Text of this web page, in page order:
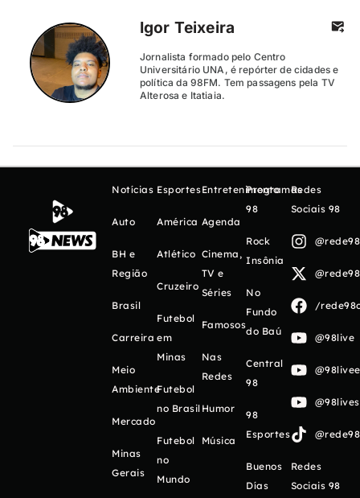
Igor Teixeira
Jornalista formado pelo Centro
Universitário UNA, é repórter de cidades e
política da 98FM. Tem passagens pela TV
Alterosa e Itatiaia.
Notícias
Auto
BH e
Região
Brasil
Carreira
Meio
Ambiente
Mercado
Minas
Gerais
Esportes
América
Atlético
Cruzeiro
Futebol
em
Minas
Futebol
no Brasil
Futebol
no
Mundo
Entretenimento
Agenda
Cinema,
TV e
Séries
Famosos
Nas
Redes
Humor
Música
Programas
98
Rock
Insônia
No
Fundo
do Baú
Central
98
98
Esportes
Buenos
Días
Redes
Sociais 98
/
@98live
Redes
Sociais 98